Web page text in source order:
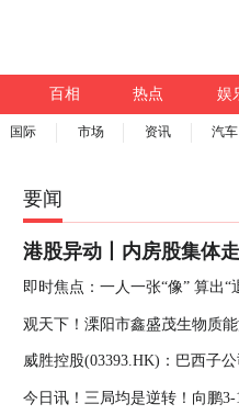
百相 热点 娱
国际 市场 资讯 汽车
要闻
港股异动丨内房股集体
市销售疲弱施压|焦点热
即时焦点：一人一张“像” 算出“
观天下！溧阳市鑫盛茂生物质
本18万人民币
威胜控股(03393.HK)：巴西子
今日讯！三局均是逆转！向鹏